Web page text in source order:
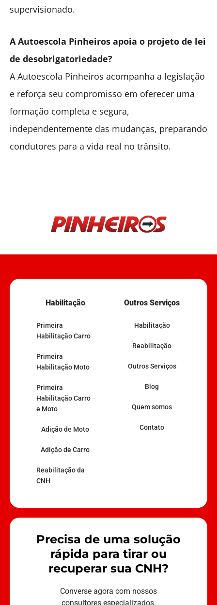
supervisionado.
A Autoescola Pinheiros apoia o projeto de lei
de desobrigatoriedade?
A Autoescola Pinheiros acompanha a legislação
e reforça seu compromisso em oferecer uma
formação completa e segura,
independentemente das mudanças, preparando
condutores para a vida real no trânsito.
Habilitação
Primeira
Habilitação Carro
Primeira
Habilitação Moto
Primeira
Habilitação Carro
e Moto
Adição de Moto
Adição de Carro
Reabilitação da
CNH
Outros Serviços
Habilitação
Reabilitação
Outros Serviços
Blog
Quem somos
Contato
Precisa de uma solução
rápida para tirar ou
recuperar sua CNH?
Converse agora com nossos
consultores especializados.